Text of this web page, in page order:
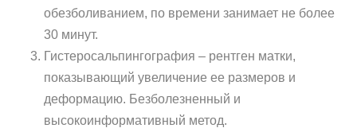
обезболиванием, по времени занимает не более
30 минут.
Гистеросальпингография – рентген матки,
показывающий увеличение ее размеров и
деформацию. Безболезненный и
высокоинформативный метод.